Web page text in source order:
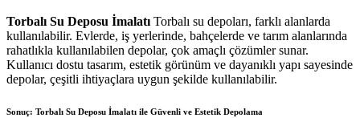
Torbalı Su Deposu İmalatı Torbalı su depoları, farklı alanlarda
kullanılabilir. Evlerde, iş yerlerinde, bahçelerde ve tarım alanlarında
rahatlıkla kullanılabilen depolar, çok amaçlı çözümler sunar.
Kullanıcı dostu tasarım, estetik görünüm ve dayanıklı yapı sayesinde
depolar, çeşitli ihtiyaçlara uygun şekilde kullanılabilir.
Sonuç: Torbalı Su Deposu İmalatı ile Güvenli ve Estetik Depolama